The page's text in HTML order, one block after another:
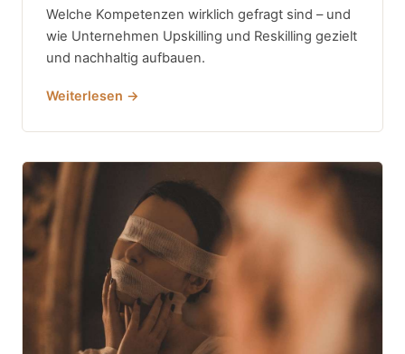
Welche Kompetenzen wirklich gefragt sind – und
wie Unternehmen Upskilling und Reskilling gezielt
und nachhaltig aufbauen.
Weiterlesen →